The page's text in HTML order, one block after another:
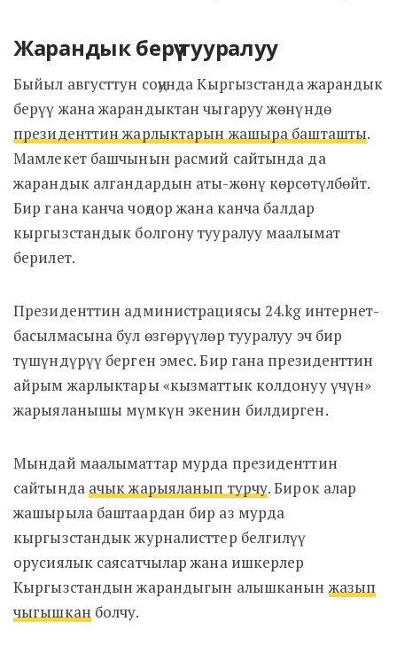
Жарандык берүү тууралуу
Быйыл августтун соңунда Кыргызстанда жарандык
берүү жана жарандыктан чыгаруу жөнүндө
президенттин жарлыктарын жашыра башташты.
Мамлекет башчынын расмий сайтында да
жарандык алгандардын аты-жөнү көрсөтүлбөйт.
Бир гана канча чоңдор жана канча балдар
кыргызстандык болгону тууралуу маалымат
берилет.
Президенттин администрациясы 24.kg интернет-
басылмасына бул өзгөрүүлөр тууралуу эч бир
түшүндүрүү берген эмес. Бир гана президенттин
айрым жарлыктары «кызматтык колдонуу үчүн»
жарыяланышы мүмкүн экенин билдирген.
Мындай маалыматтар мурда президенттин
сайтында ачык жарыяланып турчу. Бирок алар
жашырыла баштаардан бир аз мурда
кыргызстандык журналисттер белгилүү
орусиялык саясатчылар жана ишкерлер
Кыргызстандын жарандыгын алышканынжазып
чыгышкан болчу.